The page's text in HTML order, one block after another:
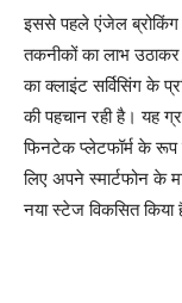
इससे पहले एंजेल ब्रोकिंग
तकनीकों का लाभ
का क्लाइंट सर्विसिंग के
की पहचान रही है। यह
फिनटेक प्लेटफॉर्म के
लिए अपने स्मार्टफोन के
नया स्टेज विकसित किया